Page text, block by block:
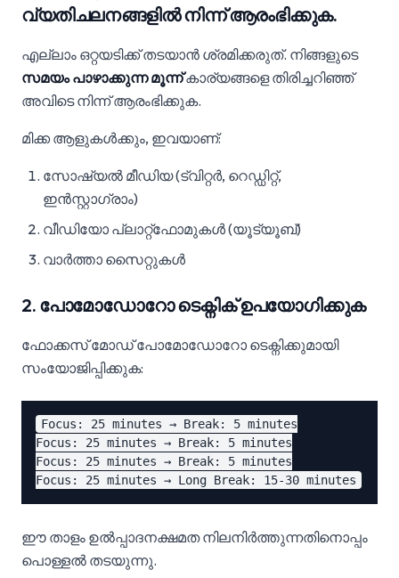
വ്യതിചലനങ്ങളിൽ നിന്ന് ആരംഭിക്കുക.
എല്ലാം ഒറ്റയടിക്ക് തടയാൻ ശ്രമിക്കരുത്. നിങ്ങളുടെ
സമയം പാഴാക്കുന്ന മൂന്ന്കാര്യങ്ങളെ തിരിച്ചറിഞ്ഞ്
അവിടെ നിന്ന് ആരംഭിക്കുക.
മിക്ക ആളുകൾക്കും, ഇവയാണ്:
സോഷ്യൽ മീഡിയ (ട്വിറ്റർ, റെഡ്ഡിറ്റ്,
ഇൻസ്റ്റാഗ്രാം)
വീഡിയോ പ്ലാറ്റ്‌ഫോമുകൾ (യൂട്യൂബ്)
വാർത്താ സൈറ്റുകൾ
2. പോമോഡോറോ ടെക്നിക് ഉപയോഗിക്കുക
ഫോക്കസ് മോഡ് പോമോഡോറോ ടെക്നിക്കുമായി
സംയോജിപ്പിക്കുക:
Focus: 25 minutes → Break: 5 minutes
Focus: 25 minutes → Break: 5 minutes
Focus: 25 minutes → Break: 5 minutes
ഈ താളം ഉൽപ്പാദനക്ഷമത നിലനിർത്തുന്നതിനൊപ്പം
പൊള്ളൽ തടയുന്നു.